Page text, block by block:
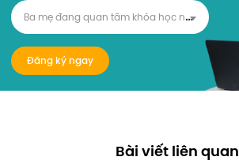
B
a mẹ đang quan tâm khóa học nào?
Đăng ký ngay
Bài viết liên quan